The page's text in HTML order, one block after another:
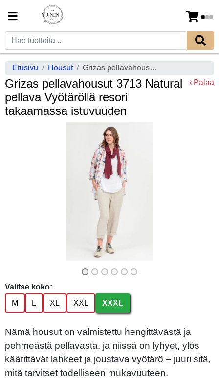
Etusivu Housut Grizas pellavahousut 3713 Natural pellava Vyötäröllä resori takaamassa istuvuuden
Grizas pellavahousut 3713 Natural
pellava Vyötäröllä resori
takaamassa istuvuuden
‹ Palaa
Valitse koko:
M
L XL XXL XXXL
Nämä housut on valmistettu hengittävästä ja
pehmeästä pellavasta, ja niissä on lyhyet, ylös
käärittävät lahkeet ja joustava vyötärö – juuri sitä,
mitä tarvitset todelliseen mukavuuteen.